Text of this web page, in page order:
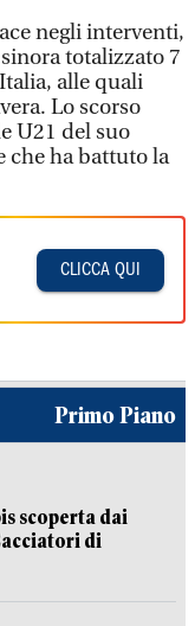
negli interventi,
totalizzato 7
alle quali
Lo scorso
U21 del suo
che ha battuto la
CLICCA QUI
Primo Piano
scoperta dai
di